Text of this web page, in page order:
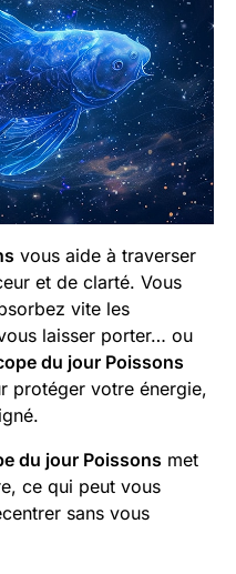
vous aide à traverser
et de clarté. Vous
vite les
laisser porter… ou
du jour Poissons
protéger votre énergie,
du jour Poissons met
ce qui peut vous
sans vous